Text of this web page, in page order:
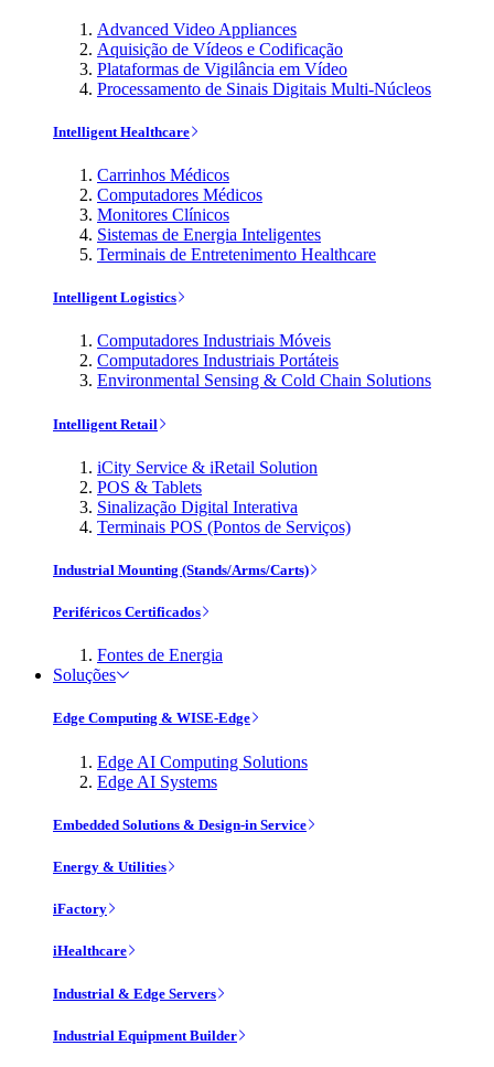
Advanced Video Appliances
Aquisição de Vídeos e Codificação
Plataformas de Vigilância em Vídeo
Processamento de Sinais Digitais Multi-Núcleos
Intelligent Healthcare
Carrinhos Médicos
Computadores Médicos
Monitores Clínicos
Sistemas de Energia Inteligentes
Terminais de Entretenimento Healthcare
Intelligent Logistics
Computadores Industriais Móveis
Computadores Industriais Portáteis
Environmental Sensing & Cold Chain Solutions
Intelligent Retail
iCity Service & iRetail Solution
POS & Tablets
Sinalização Digital Interativa
Terminais POS (Pontos de Serviços)
Industrial Mounting (Stands/Arms/Carts)
Periféricos Certificados
Fontes de Energia
Soluções
Edge Computing & WISE-Edge
Edge AI Computing Solutions
Edge AI Systems
Embedded Solutions & Design-in Service
Energy & Utilities
iFactory
iHealthcare
Industrial & Edge Servers
Industrial Equipment Builder